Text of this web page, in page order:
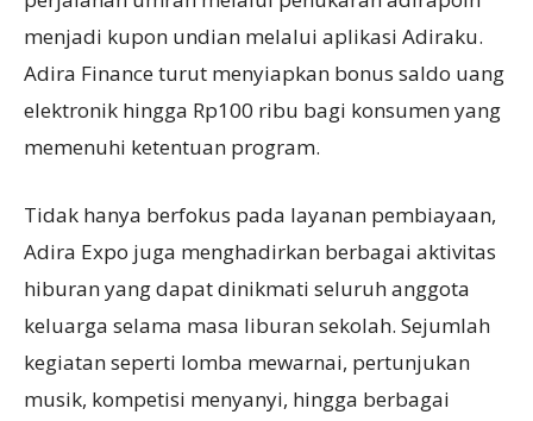
menjadi kupon undian melalui aplikasi Adiraku.
Adira Finance turut menyiapkan bonus saldo uang
elektronik hingga Rp100 ribu bagi konsumen yang
memenuhi ketentuan program.
Tidak hanya berfokus pada layanan pembiayaan,
Adira Expo juga menghadirkan berbagai aktivitas
hiburan yang dapat dinikmati seluruh anggota
keluarga selama masa liburan sekolah. Sejumlah
kegiatan seperti lomba mewarnai, pertunjukan
musik, kompetisi menyanyi, hingga berbagai